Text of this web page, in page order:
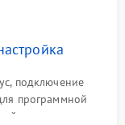
подключение
программной
порогов